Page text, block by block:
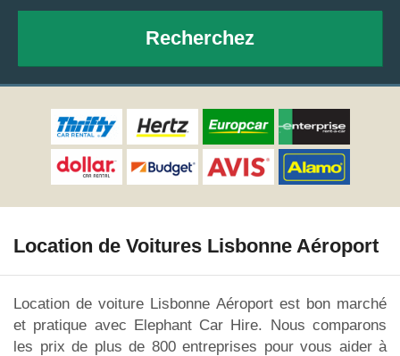
Recherchez
Location de Voitures Lisbonne Aéroport
Location de voiture Lisbonne Aéroport est bon marché
et pratique avec Elephant Car Hire. Nous comparons
les prix de plus de 800 entreprises pour vous aider à